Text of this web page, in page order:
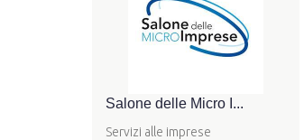
Salone delle Micro I...
Servizi alle imprese